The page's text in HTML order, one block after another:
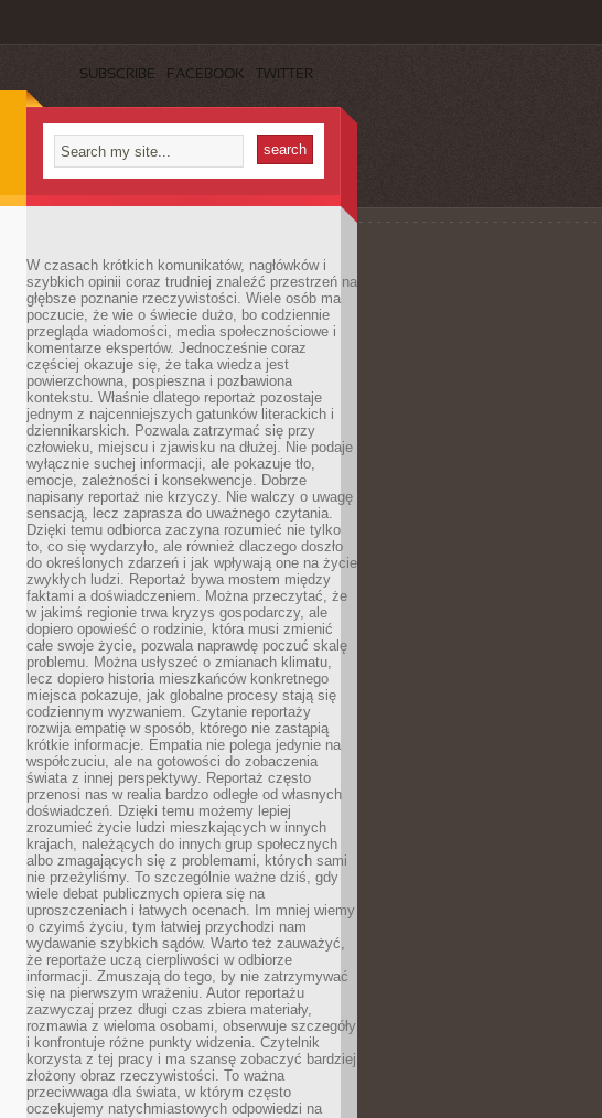
SUBSCRIBE FACEBOOK TWITTER
W czasach krótkich komunikatów, nagłówków i
szybkich opinii coraz trudniej znaleźć przestrzeń na
głębsze poznanie rzeczywistości. Wiele osób ma
poczucie, że wie o świecie dużo, bo codziennie
przegląda wiadomości, media społecznościowe i
komentarze ekspertów. Jednocześnie coraz
częściej okazuje się, że taka wiedza jest
powierzchowna, pospieszna i pozbawiona
kontekstu. Właśnie dlatego reportaż pozostaje
jednym z najcenniejszych gatunków literackich i
dziennikarskich. Pozwala zatrzymać się przy
człowieku, miejscu i zjawisku na dłużej. Nie podaje
wyłącznie suchej informacji, ale pokazuje tło,
emocje, zależności i konsekwencje. Dobrze
napisany reportaż nie krzyczy. Nie walczy o uwagę
sensacją, lecz zaprasza do uważnego czytania.
Dzięki temu odbiorca zaczyna rozumieć nie tylko
to, co się wydarzyło, ale również dlaczego doszło
do określonych zdarzeń i jak wpływają one na życie
zwykłych ludzi. Reportaż bywa mostem między
faktami a doświadczeniem. Można przeczytać, że
w jakimś regionie trwa kryzys gospodarczy, ale
dopiero opowieść o rodzinie, która musi zmienić
całe swoje życie, pozwala naprawdę poczuć skalę
problemu. Można usłyszeć o zmianach klimatu,
lecz dopiero historia mieszkańców konkretnego
miejsca pokazuje, jak globalne procesy stają się
codziennym wyzwaniem. Czytanie reportaży
rozwija empatię w sposób, którego nie zastąpią
krótkie informacje. Empatia nie polega jedynie na
współczuciu, ale na gotowości do zobaczenia
świata z innej perspektywy. Reportaż często
przenosi nas w realia bardzo odległe od własnych
doświadczeń. Dzięki temu możemy lepiej
zrozumieć życie ludzi mieszkających w innych
krajach, należących do innych grup społecznych
albo zmagających się z problemami, których sami
nie przeżyliśmy. To szczególnie ważne dziś, gdy
wiele debat publicznych opiera się na
uproszczeniach i łatwych ocenach. Im mniej wiemy
o czyimś życiu, tym łatwiej przychodzi nam
wydawanie szybkich sądów. Warto też zauważyć,
że reportaże uczą cierpliwości w odbiorze
informacji. Zmuszają do tego, by nie zatrzymywać
się na pierwszym wrażeniu. Autor reportażu
zazwyczaj przez długi czas zbiera materiały,
rozmawia z wieloma osobami, obserwuje szczegóły
i konfrontuje różne punkty widzenia. Czytelnik
korzysta z tej pracy i ma szansę zobaczyć bardziej
złożony obraz rzeczywistości. To ważna
przeciwwaga dla świata, w którym często
oczekujemy natychmiastowych odpowiedzi na